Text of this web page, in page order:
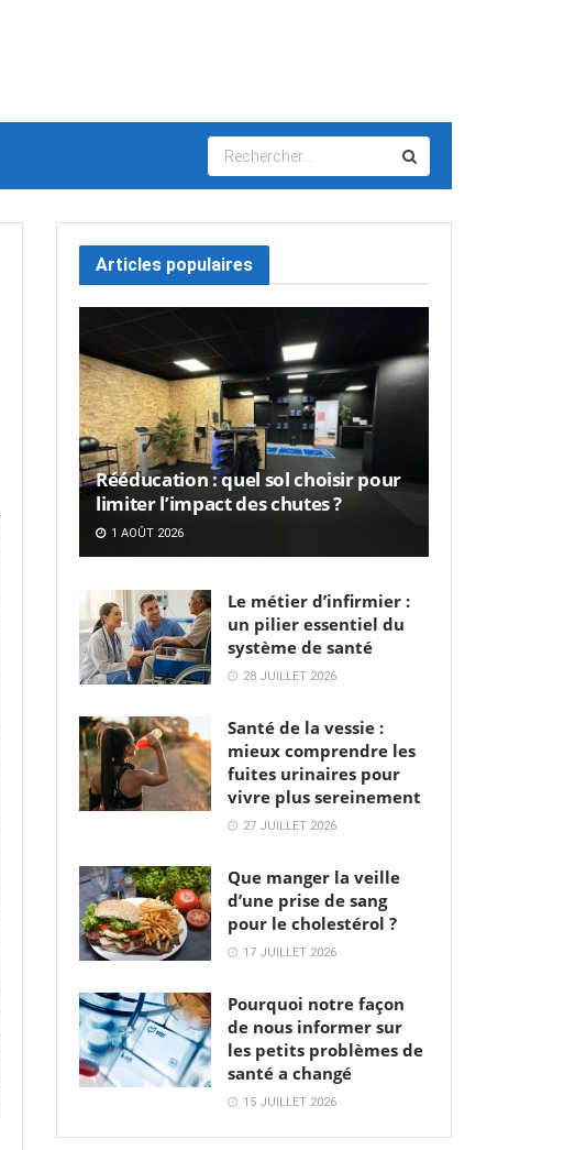
Articles populaires
Rééducation : quel sol choisir pour
limiter l’impact des chutes ?
1 AOÛT 2026
Le métier d’infirmier :
un pilier essentiel du
système de santé
28 JUILLET 2026
Santé de la vessie :
mieux comprendre les
fuites urinaires pour
vivre plus sereinement
27 JUILLET 2026
Que manger la veille
d’une prise de sang
pour le cholestérol ?
17 JUILLET 2026
Pourquoi notre façon
de nous informer sur
les petits problèmes de
santé a changé
15 JUILLET 2026